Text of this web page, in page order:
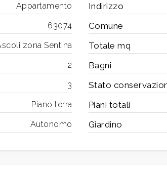
Appartamento Indirizzo
63074 Comune
zona Sentina Totale mq
2 Bagni
3 Stato
Piano terra Piani totali
Autonomo Giardino